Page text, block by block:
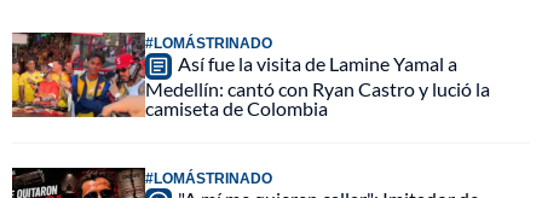
#LOMÁSTRINADO
Así fue la visita de Lamine Yamal a
Medellín: cantó con Ryan Castro y lució la
camiseta de Colombia
#LOMÁSTRINADO